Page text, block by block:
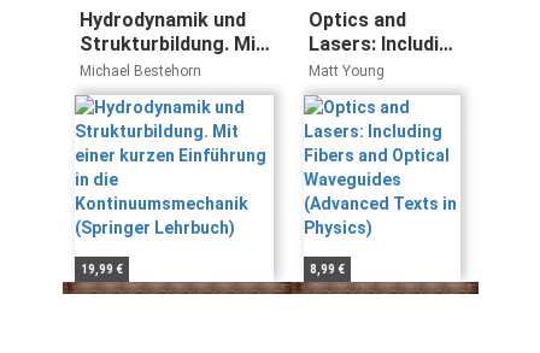
Hydrodynamik und
Strukturbildung. Mit
einer kurzen
Einführung in die
Kontinuumsmechanik
(Springer Lehrbuch)
Michael Bestehorn
19,99 €
Optics and
Lasers: Including
Fibers and
Optical
Waveguides
(Advanced Texts
in Physics)
Matt Young
8,99 €